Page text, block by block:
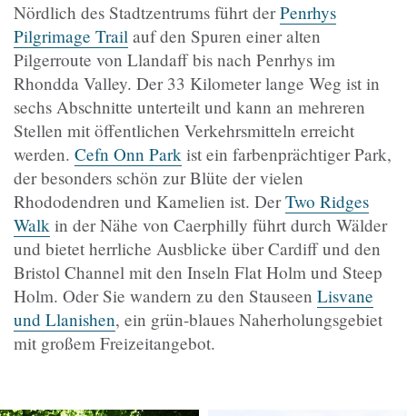
Nördlich des Stadtzentrums führt derPenrhys
Pilgrimage Trail auf den Spuren einer alten
Pilgerroute von Llandaff bis nach Penrhys im
Rhondda Valley. Der 33 Kilometer lange Weg ist in
sechs Abschnitte unterteilt und kann an mehreren
Stellen mit öffentlichen Verkehrsmitteln erreicht
werden. Cefn Onn Park ist ein farbenprächtiger Park,
der besonders schön zur Blüte der vielen
Rhododendren und Kamelien ist. DerTwo Ridges
Walk in der Nähe von Caerphilly führt durch Wälder
und bietet herrliche Ausblicke über Cardiff und den
Bristol Channel mit den Inseln Flat Holm und Steep
Holm. Oder Sie wandern zu den Stauseen Lisvane
und Llanishen, ein grün-blaues Naherholungsgebiet
mit großem Freizeitangebot.